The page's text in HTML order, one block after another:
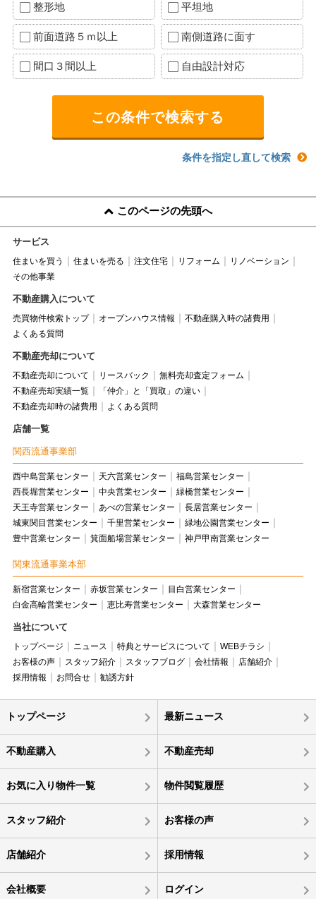
整形地 平坦地
前面道路５ｍ以上 南側道路に面す
間口３間以上 自由設計対応
条件を指定し直して検索
このページの先頭へ
サービス
住まいを買う 住まいを売る 注文住宅 リフォーム
リノベーション
その他事業
不動産購入について
売買物件検索トップ オープンハウス情報
不動産購入時の諸費用
よくある質問
不動産売却について
不動産売却について リースバック
無料売却査定フォーム
不動産売却実績一覧
「仲介」と「買取」の違い
不動産売却時の諸費用
よくある質問
店舗一覧
関西流通事業部
西中島営業センター 天六営業センター
福島営業センター
西長堀営業センター
中央営業センター
緑橋営業センター
天王寺営業センター
あべの営業センター
長居営業センター
城東関目営業センター
千里営業センター
緑地公園営業センター
豊中営業センター
箕面船場営業センター 神戸甲南営業センター
関東流通事業本部
新宿営業センター 赤坂営業センター
目白営業センター
白金高輪営業センター
恵比寿営業センター 大森営業センター
当社について
トップページ ニュース 特典とサービスについて
WEBチラシ
お客様の声
スタッフ紹介 スタッフブログ 会社情報
店舗紹介
採用情報
お問合せ 勧誘方針
トップページ 最新ニュース
不動産購入 不動産売却
お気に入り物件一覧 物件閲覧履歴
スタッフ紹介 お客様の声
店舗紹介 採用情報
会社概要 ログイン